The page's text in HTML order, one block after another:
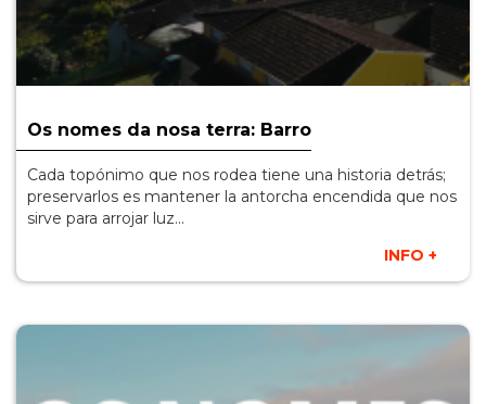
Os nomes da nosa terra: Barro
Cada topónimo que nos rodea tiene una historia detrás;
preservarlos es mantener la antorcha encendida que nos
sirve para arrojar luz...
INFO +